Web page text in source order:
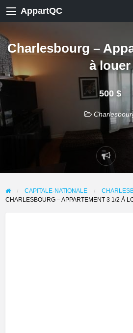
AppartQC
Charlesbourg –
à louer
500 $
Signaler
un
CAPITALE-NATIONALE
CHARLESBOURG – APPARTEMENT 3 1/2 À